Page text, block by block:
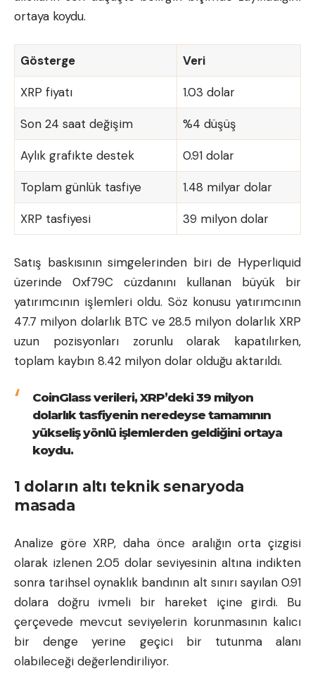
ortaya koydu.
Gösterge Veri
XRP fiyatı 1.03 dolar
Son 24 saat değişim %4 düşüş
Aylık grafikte destek 0.91 dolar
Toplam günlük tasfiye 1.48 milyar dolar
XRP tasfiyesi 39 milyon dolar
Satış baskısının simgelerinden biri de Hyperliquid
üzerinde 0xf79C cüzdanını kullanan büyük bir
yatırımcının işlemleri oldu. Söz konusu yatırımcının
47.7 milyon dolarlık BTC ve 28.5 milyon dolarlık XRP
uzun pozisyonları zorunlu olarak kapatılırken,
toplam kaybın 8.42 milyon dolar olduğu aktarıldı.
CoinGlass verileri, XRP’deki 39 milyon
dolarlık tasfiyenin neredeyse tamamının
yükseliş yönlü işlemlerden geldiğini ortaya
koydu.
1 doların altı teknik senaryoda
masada
Analize göre XRP, daha önce aralığın orta çizgisi
olarak izlenen 2.05 dolar seviyesinin altına indikten
sonra tarihsel oynaklık bandının alt sınırı sayılan 0.91
dolara doğru ivmeli bir hareket içine girdi. Bu
çerçevede mevcut seviyelerin korunmasının kalıcı
bir denge yerine geçici bir tutunma alanı
olabileceği değerlendiriliyor.